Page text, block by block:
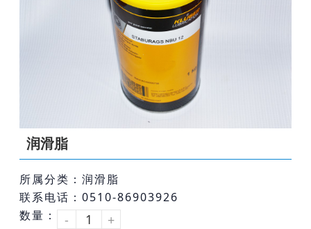
润滑脂
所属分类：润滑脂
联系电话：0510-86903926
数量：
- +